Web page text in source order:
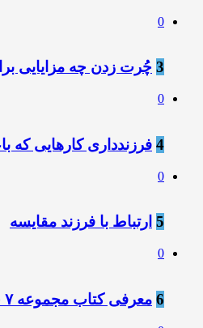
0
3 چُرت زدن چه مزایایی
0
4 فرزندداری کارهایی که
0
5 ارتباط با فرزند مقایسه
0
6 معرفی کتاب مجموعه ۷ جلدی